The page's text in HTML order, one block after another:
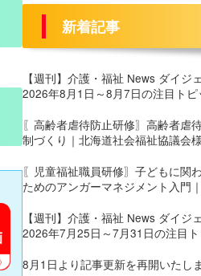
新着記事
【週刊】介護・福祉 News ダイジ
2026年8月1日～8月7日の注目トピ
〖高齢者虐待防止研修〗高齢者虐
制づくり｜北海道社会福祉協議会
〖児童福祉職員研修〗子どもに関
ためのアンガーマネジメント入門
【週刊】介護・福祉 News ダイジ
2026年7月25日～7月31日の注目
8月1日より記事更新を再開いたし